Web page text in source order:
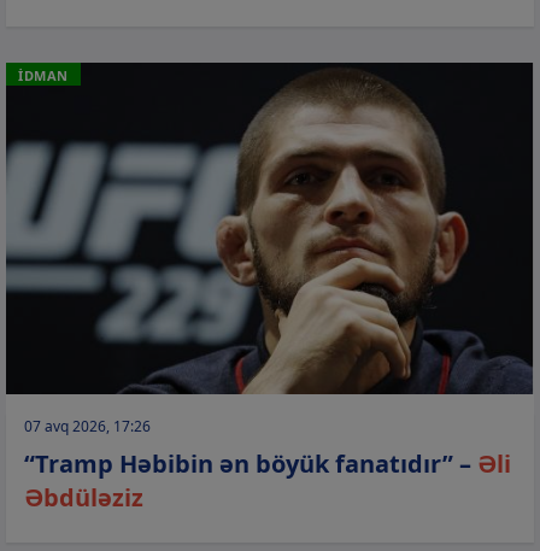
İDMAN
07 avq 2026, 17:26
“Tramp Həbibin ən böyük fanatıdır” – Əli
Əbdüləziz